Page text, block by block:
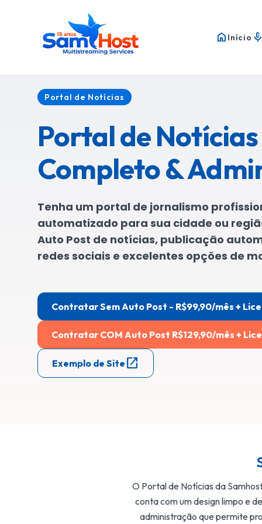
home Início mic
Portal de Notícias
Portal de Notícias
Completo &
Tenha um portal de jornalismo
automatizado para sua cidade ou
Auto Post de notícias, publicação
redes sociais e excelentes opções de
Contratar Sem Auto Post - R$99,90/mês +
Contratar COM Auto Post R$129,90/mês +
Exemplo de Site open_in_new
O Portal de Notícias da
conta com um design limpo e
administração que permite